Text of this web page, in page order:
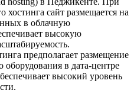
хостинга сайт размещается на
в облачную
высокую
предполагает размещение
оборудования в дата-центре
высокий уровень